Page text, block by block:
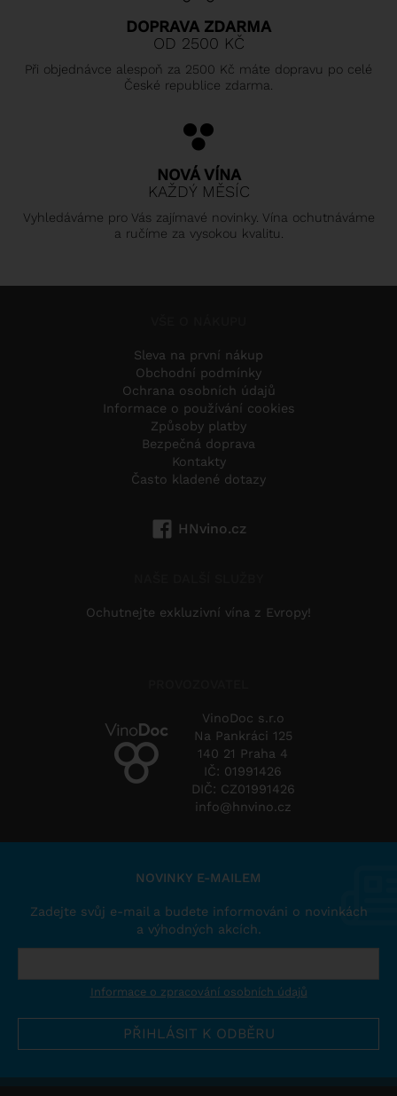
DOPRAVA ZDARMA
OD 2500 KČ
Při objednávce alespoň za 2500 Kč máte dopravu po celé
České republice zdarma.
NOVÁ VÍNA
KAŽDÝ MĚSÍC
Vyhledáváme pro Vás zajímavé novinky. Vína ochutnáváme
a ručíme za vysokou kvalitu.
Sleva na první nákup
Obchodní podmínky
Ochrana osobních údajů
Informace o používání cookies
Způsoby platby
Bezpečná doprava
Kontakty
Často kladené dotazy
HNvino.cz
Ochutnejte exkluzivní vína z Evropy!
VinoDoc s.r.o
Na Pankráci 125
140 21 Praha 4
IČ: 01991426
DIČ: CZ01991426
info@hnvino.cz
NOVINKY E-MAILEM
Zadejte svůj e-mail a budete informováni o novinkách
a výhodných akcích.
Informace o zpracování osobních údajů